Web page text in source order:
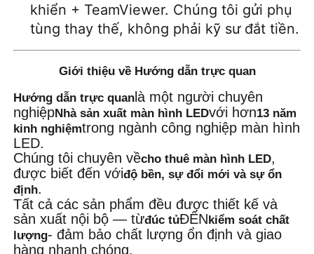
khiển + TeamViewer. Chúng tôi gửi phụ
tùng thay thế, không phải kỹ sư đắt tiền.
Giới thiệu về Hướng dẫn trực quan
Hướng dẫn trực quan là một người chuyên
nghiệpNhà sản xuất màn hình LEDvới hơn13 năm
kinh nghiệmtrong ngành công nghiệp màn hình
LED.
Chúng tôi chuyên vềcho thuê màn hình LED,
được biết đến vớiđộ bền, sự đổi mới và sự ổn
định.
Tất cả các sản phẩm đều được thiết kế và
sản xuất nội bộ — từđúc tủĐẾN kiểm soát chất
lượng- đảm bảo chất lượng ổn định và giao
hàng nhanh chóng.